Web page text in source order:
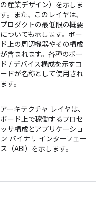
の産業デザイン）を示しま
す。また、このレイヤは、
プロダクトの最低限の概要
についても示します。ボー
ド上の周辺機器やその構成
が含まれます。各種のボー
ド / デバイス構成を示すコ
ードが名称として使用され
ます。
アーキテクチャ レイヤは、
ボード上で稼働するプロセ
ッサ構成とアプリケーショ
ン バイナリ インターフェー
ス（ABI）を示します。